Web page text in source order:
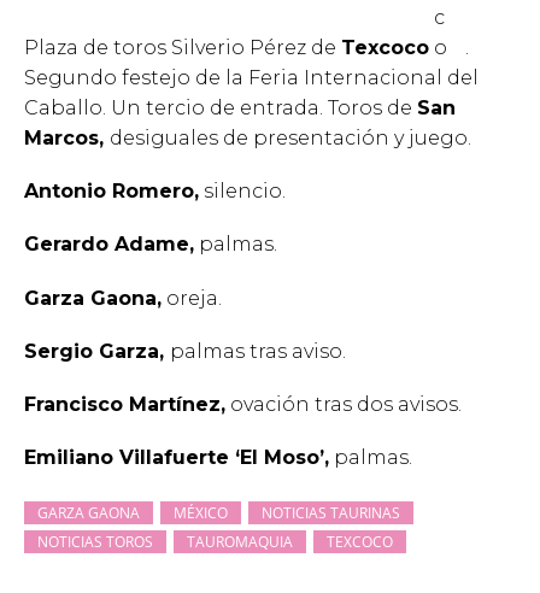
Plaza de toros Silverio Pérez de Texcoco
.
Segundo festejo de la Feria Internacional del
Caballo. Un tercio de entrada. Toros de San
Marcos, desiguales de presentación y juego.
Antonio Romero, silencio.
Gerardo Adame, palmas.
Garza Gaona, oreja.
Sergio Garza, palmas tras aviso.
Francisco Martínez, ovación tras dos avisos.
Emiliano Villafuerte ‘El Moso’, palmas.
GARZA GAONA MÉXICO
NOTICIAS TAURINAS
NOTICIAS TOROS
TAUROMAQUIA TEXCOCO